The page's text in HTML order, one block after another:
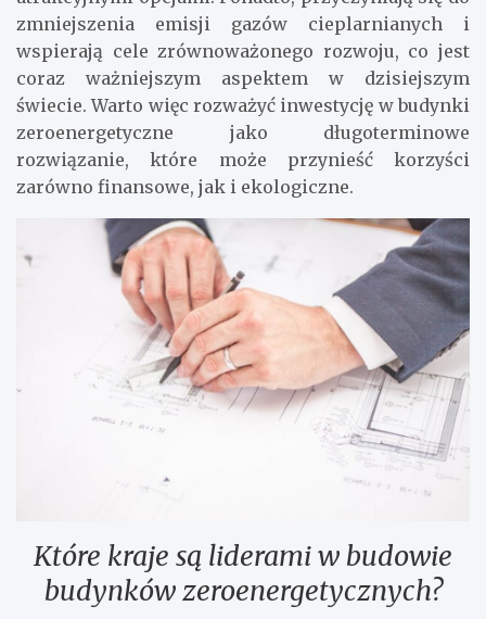
zmniejszenia emisji gazów cieplarnianych i
wspierają cele zrównoważonego rozwoju, co jest
coraz ważniejszym aspektem w dzisiejszym
świecie. Warto więc rozważyć inwestycję w budynki
zeroenergetyczne jako długoterminowe
rozwiązanie, które może przynieść korzyści
zarówno finansowe, jak i ekologiczne.
Które kraje są liderami w budowie
budynków zeroenergetycznych?